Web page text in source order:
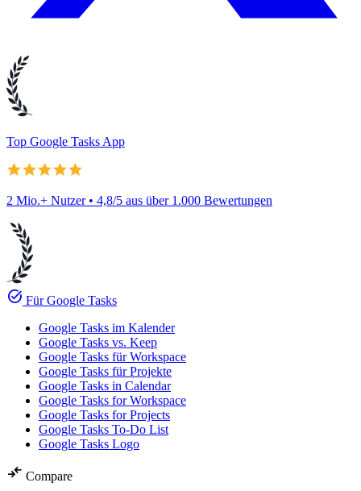
Top Google Tasks App
2 Mio.+ Nutzer • 4,8/5 aus über 1.000 Bewertungen
task_alt Für Google Tasks
Google Tasks im Kalender
Google Tasks vs. Keep
Google Tasks für Workspace
Google Tasks für Projekte
Google Tasks in Calendar
Google Tasks for Workspace
Google Tasks for Projects
Google Tasks To-Do List
Google Tasks Logo
compare_arrows Compare